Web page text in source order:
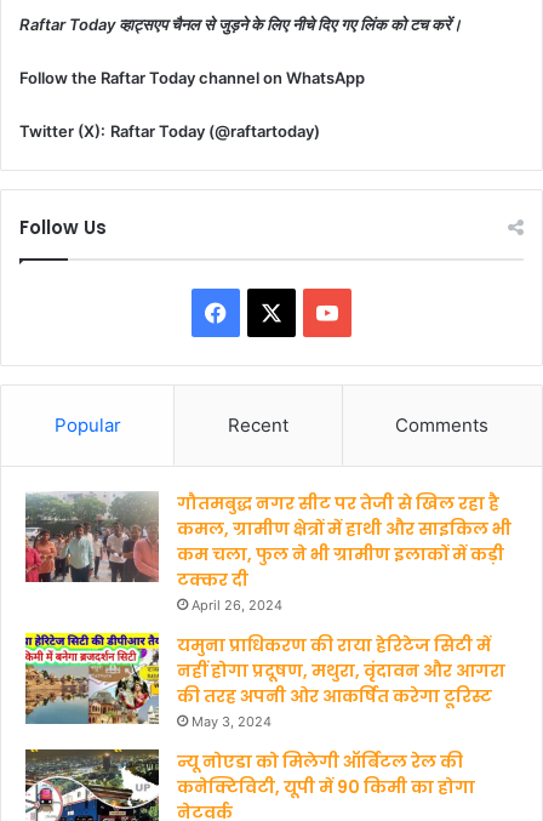
Raftar Today व्हाट्सएप चैनल से जुड़ने के लिए नीचे दिए गए लिंक को टच करें।
Follow the Raftar Today channel on WhatsApp
Twitter (X): Raftar Today (@raftartoday)
Follow Us
Facebook YouTube
Popular Recent Comments
गौतमबुद्ध नगर सीट पर तेजी से खिल रहा है
कमल, ग्रामीण क्षेत्रों में हाथी और साइकिल भी
कम चला, फुल ने भी ग्रामीण इलाकों में कड़ी
टक्कर दी
April 26, 2024
यमुना प्राधिकरण की राया हेरिटेज सिटी में
नहीं होगा प्रदूषण, मथुरा, वृंदावन और आगरा
की तरह अपनी ओर आकर्षित करेगा टूरिस्ट
May 3, 2024
न्यू नोएडा को मिलेगी ऑर्बिटल रेल की
कनेक्टिविटी, यूपी में 90 किमी का होगा
नेटवर्क